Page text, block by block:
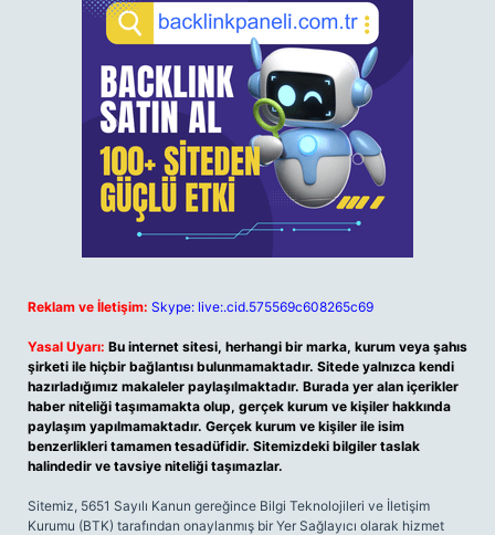
Reklam ve İletişim: Skype: live:.cid.575569c608265c69
Yasal Uyarı: Bu internet sitesi, herhangi bir marka, kurum veya şahıs
şirketi ile hiçbir bağlantısı bulunmamaktadır. Sitede yalnızca kendi
hazırladığımız makaleler paylaşılmaktadır. Burada yer alan içerikler
haber niteliği taşımamakta olup, gerçek kurum ve kişiler hakkında
paylaşım yapılmamaktadır. Gerçek kurum ve kişiler ile isim
benzerlikleri tamamen tesadüfidir. Sitemizdeki bilgiler taslak
halindedir ve tavsiye niteliği taşımazlar.
Sitemiz, 5651 Sayılı Kanun gereğince Bilgi Teknolojileri ve İletişim
Kurumu (BTK) tarafından onaylanmış bir Yer Sağlayıcı olarak hizmet